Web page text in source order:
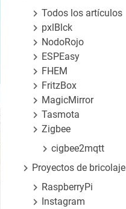
Todos los artículos
pxlBlck
NodoRojo
ESPEasy
FHEM
FritzBox
MagicMirror
Tasmota
Zigbee
cigbee2mqtt
Proyectos de bricolaje
RaspberryPi
Instagram